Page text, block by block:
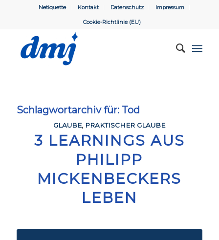
Netiquette Kontakt Datenschutz Impressum
Cookie-Richtlinie (EU)
Schlagwortarchiv für: Tod
GLAUBE, PRAKTISCHER GLAUBE
3 LEARNINGS AUS
PHILIPP
MICKENBECKERS
LEBEN